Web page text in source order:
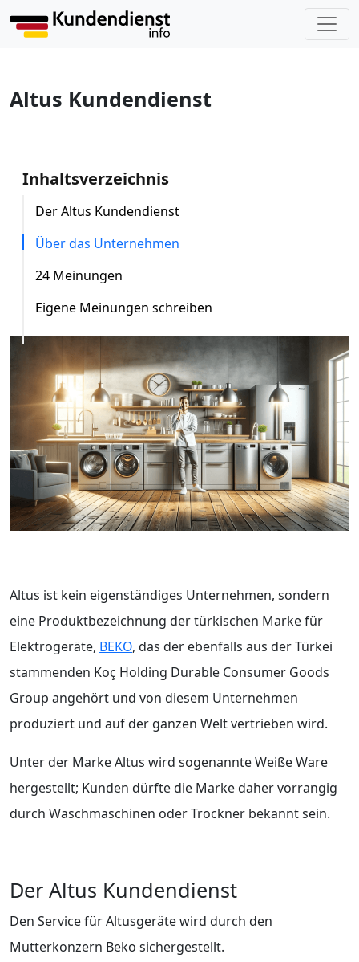
Altus Kundendienst
Inhaltsverzeichnis
Der Altus Kundendienst
Über das Unternehmen
24 Meinungen
Eigene Meinungen schreiben
Altus ist kein eigenständiges Unternehmen, sondern
eine Produktbezeichnung der türkischen Marke für
Elektrogeräte, BEKO, das der ebenfalls aus der Türkei
stammenden Koç Holding Durable Consumer Goods
Group angehört und von diesem Unternehmen
produziert und auf der ganzen Welt vertrieben wird.
Unter der Marke Altus wird sogenannte Weiße Ware
hergestellt; Kunden dürfte die Marke daher vorrangig
durch Waschmaschinen oder Trockner bekannt sein.
Der Altus Kundendienst
Den Service für Altusgeräte wird durch den
Mutterkonzern Beko sichergestellt.